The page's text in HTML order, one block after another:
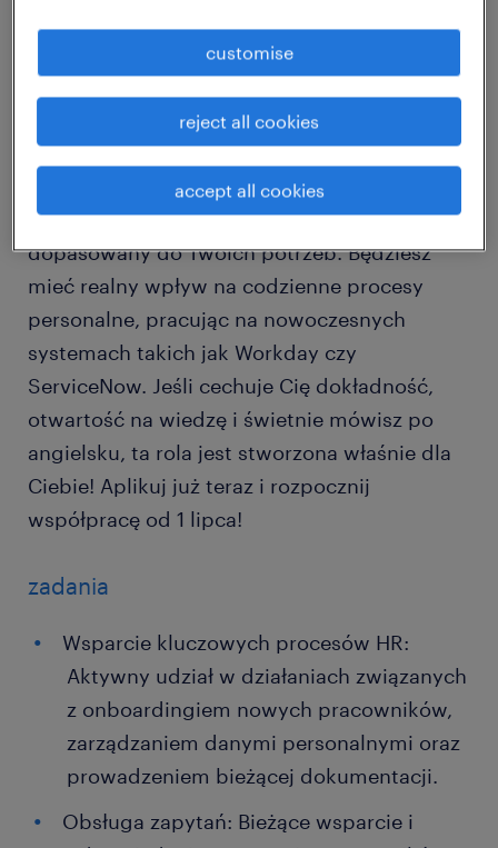
środowisku? Dołącz do zespołu People
swoje skrzydła pod okiem doświadczonych
specjalistów! Oferujemy płynne wdrożenie w
poznańskim biurze Business Garden oraz
elastyczny, hybrydowy model pracy
dopasowany do Twoich potrzeb. Będziesz
mieć realny wpływ na codzienne procesy
personalne, pracując na nowoczesnych
systemach takich jak Workday czy
ServiceNow. Jeśli cechuje Cię dokładność,
otwartość na wiedzę i świetnie mówisz po
angielsku, ta rola jest stworzona właśnie dla
Ciebie! Aplikuj już teraz i rozpocznij
współpracę od 1 lipca!
zadania
Wsparcie kluczowych procesów HR:
Aktywny udział w działaniach związanych
z onboardingiem nowych pracowników,
zarządzaniem danymi personalnymi oraz
prowadzeniem bieżącej dokumentacji.
Obsługa zapytań: Bieżące wsparcie i
accept all cookies
reject all cookies
customise